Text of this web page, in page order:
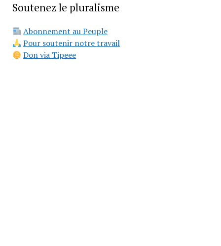
Soutenez le pluralisme
Abonnement au Peuple
Pour soutenir notre travail
Don via Tipeee